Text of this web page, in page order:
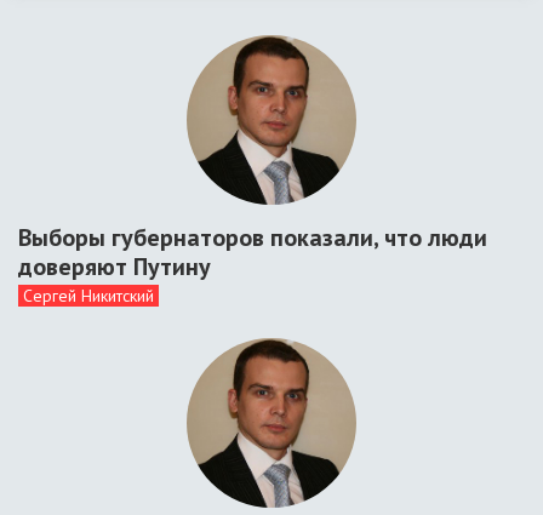
Выборы губернаторов показали, что люди
доверяют Путину
Сергей Никитский